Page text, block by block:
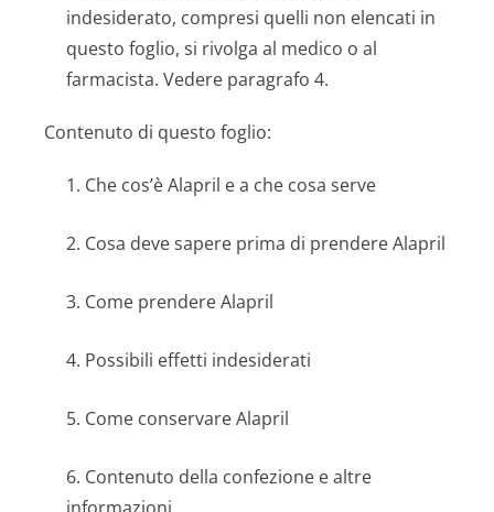
indesiderato, compresi quelli non elencati in
questo foglio, si rivolga al medico o al
farmacista. Vedere paragrafo 4.
Contenuto di questo foglio:
1. Che cos’è Alapril e a che cosa serve
2. Cosa deve sapere prima di prendere Alapril
3. Come prendere Alapril
4. Possibili effetti indesiderati
5. Come conservare Alapril
6. Contenuto della confezione e altre